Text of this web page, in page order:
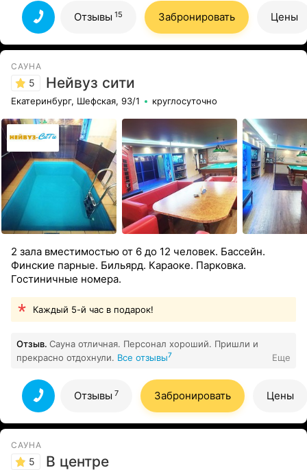
Все отзывы
Отзывы 15 Забронировать Цены
САУНА
5 Нейвуз сити
Екатеринбург, Шефская, 93/1 круглосуточно
2 зала вместимостью от 6 до 12 человек. Бассейн.
Финские парные. Бильярд. Караоке. Парковка.
Гостиничные номера.
Каждый 5-й час в подарок!
Отзыв. Сауна отличная. Персонал хороший. Пришли и
прекрасно отдохнули. Все отзывы7 Еще
Отзывы 7 Забронировать Цены
САУНА
5 В центре